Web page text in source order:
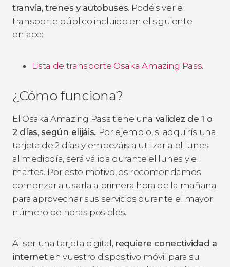
tranvía, trenes y autobuses. Podéis ver el
transporte público incluido en el siguiente
enlace:
Lista de transporte Osaka Amazing Pass.
¿Cómo funciona?
El Osaka Amazing Pass tiene una validez de 1 o
2 días, según elijáis. Por ejemplo, si adquirís una
tarjeta de 2 días y empezáis a utilizarla el lunes
al mediodía, será válida durante el lunes y el
martes. Por este motivo, os recomendamos
comenzar a usarla a primera hora de la mañana
para aprovechar sus servicios durante el mayor
número de horas posibles.
Al ser una tarjeta digital, requiere conectividad a
interneten vuestro dispositivo móvil para su